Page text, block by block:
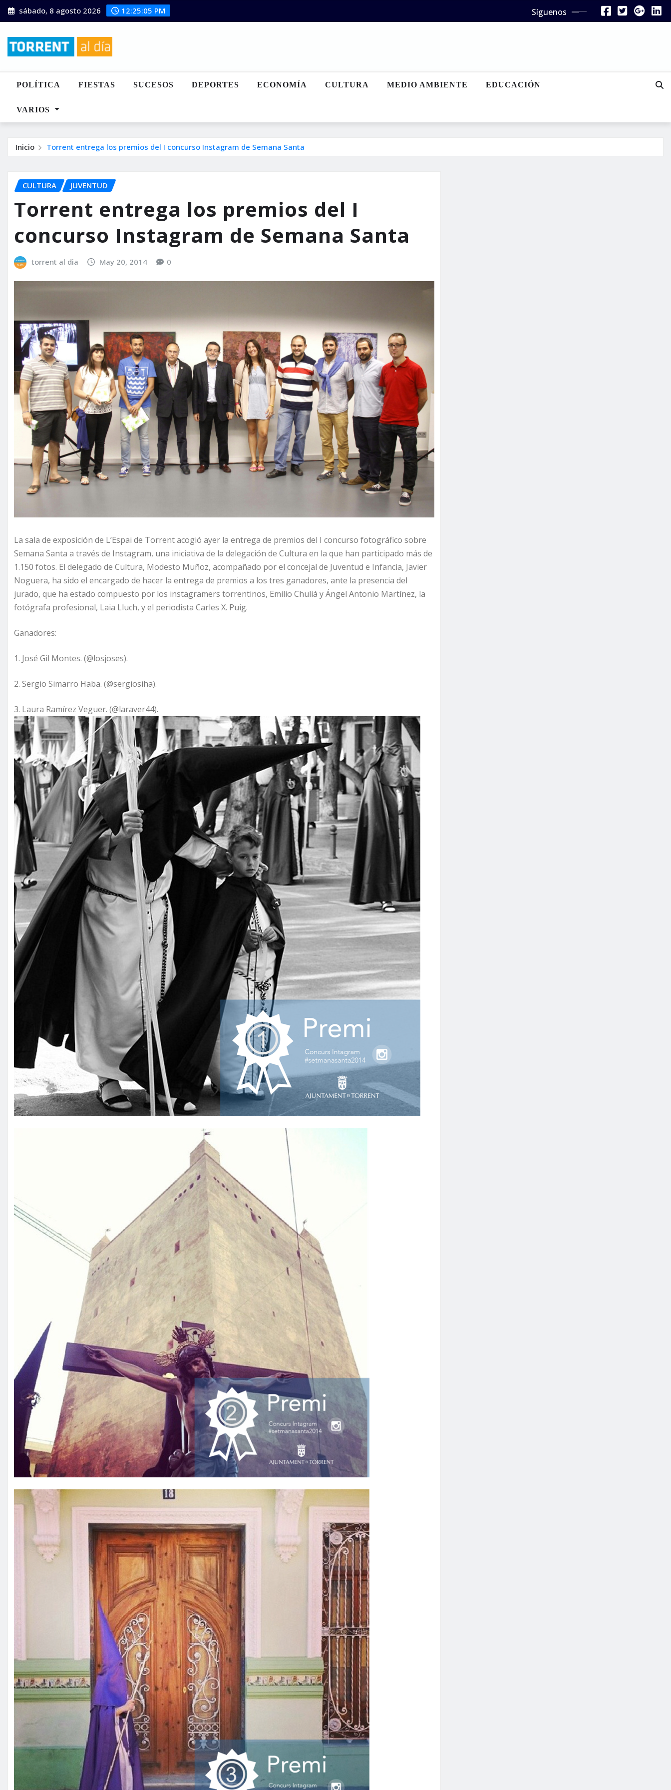
Saltar
al
sábado, 8 agosto 2026 12:25:07 PM Síguenos
POLÍTICA FIESTAS SUCESOS DEPORTES ECONOMÍA CULTURA MEDIO AMBIENTE EDUCACIÓN
VARIOS
Inicio Torrent entrega los premios del I concurso Instagram de Semana Santa
CULTURA JUVENTUD
Torrent entrega los premios del I
concurso Instagram de Semana Santa
torrent al dia May 20, 2014 0
La sala de exposición de L’Espai de Torrent acogió ayer la entrega de premios del I concurso fotográfico sobre
Semana Santa a través de Instagram, una iniciativa de la delegación de Cultura en la que han participado más de
1.150 fotos. El delegado de Cultura, Modesto Muñoz, acompañado por el concejal de Juventud e Infancia, Javier
Noguera, ha sido el encargado de hacer la entrega de premios a los tres ganadores, ante la presencia del
jurado, que ha estado compuesto por los instagramers torrentinos, Emilio Chuliá y Ángel Antonio Martínez, la
fotógrafa profesional, Laia Lluch, y el periodista Carles X. Puig.
Ganadores:
1. José Gil Montes. (@losjoses).
2. Sergio Simarro Haba. (@sergiosiha).
3. Laura Ramírez Veguer. (@laraver44).